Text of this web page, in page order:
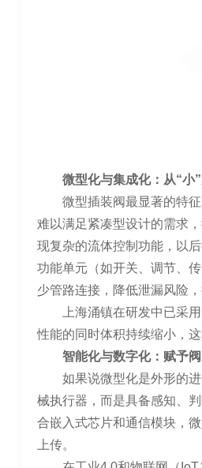
微型化与集成化：从“小
微型插装阀最显著的特
难以满足紧凑型设计的需求
现复杂的流体控制功能，以
功能单元（如开关、调节、
少管路连接，降低泄漏风险，
上海涌镇在研发中已采
性能的同时体积持续缩小，
智能化与数字化：赋予
如果说微型化是外形的
械执行器，而是具备感知、
合嵌入式芯片和通信模块，
上传。